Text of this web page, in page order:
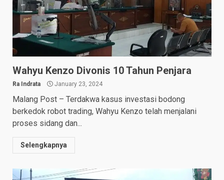
Wahyu Kenzo Divonis 10 Tahun Penjara
Ra Indrata January 23, 2024
Malang Post – Terdakwa kasus investasi bodong
berkedok robot trading, Wahyu Kenzo telah menjalani
proses sidang dan...
Selengkapnya